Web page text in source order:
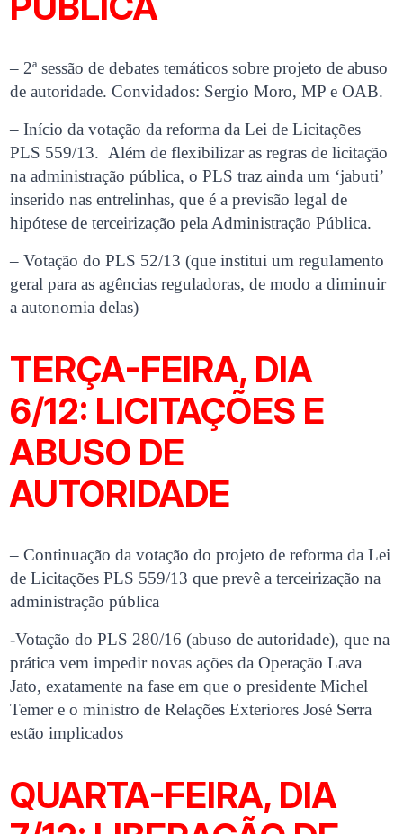
– 2ª sessão de debates temáticos sobre projeto de abuso
de autoridade. Convidados: Sergio Moro, MP e OAB.
– Início da votação da reforma da Lei de Licitações
PLS 559/13. Além de flexibilizar as regras de licitação
na administração pública, o PLS traz ainda um ‘jabuti’
inserido nas entrelinhas, que é a previsão legal de
hipótese de terceirização pela Administração Pública.
– Votação do PLS 52/13 (que institui um regulamento
geral para as agências reguladoras, de modo a diminuir
a autonomia delas)
TERÇA-FEIRA, DIA
6/12: LICITAÇÕES E
ABUSO DE
AUTORIDADE
– Continuação da votação do projeto de reforma da Lei
de Licitações PLS 559/13 que prevê a terceirização na
administração pública
-Votação do PLS 280/16 (abuso de autoridade), que na
prática vem impedir novas ações da Operação Lava
Jato, exatamente na fase em que o presidente Michel
Temer e o ministro de Relações Exteriores José Serra
estão implicados
QUARTA-FEIRA, DIA